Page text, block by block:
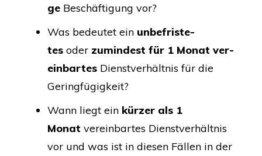
ge Beschäf­ti­gung vor?
Was bedeu­tet ein unbe­fris­te­
tes oder zumin­dest für 1 Monat ver­
ein­bar­tes Dienst­ver­hält­nis für die
Geringfügigkeit?
Wann liegt ein kür­zer als 1
Monat ver­ein­bar­tes Dienst­ver­hält­nis
vor und was ist in die­sen Fäl­len in der